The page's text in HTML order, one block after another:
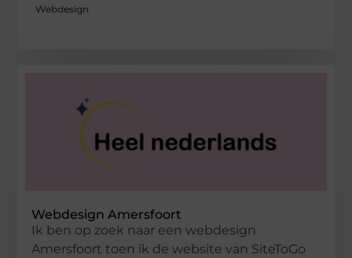
Webdesign
Webdesign Amersfoort
Ik ben op zoek naar een webdesign
Amersfoort toen ik de website van SiteToGo